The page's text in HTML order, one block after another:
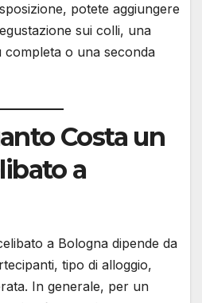
potete aggiungere
sui colli, una
completa o una seconda
Costa un
a
a Bologna dipende da
tipo di alloggio,
In generale, per un